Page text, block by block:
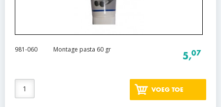
981-060 Montage pasta 60 gr
5,07
VOEG TOE